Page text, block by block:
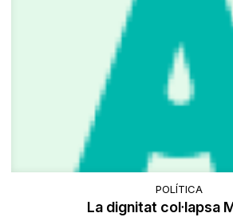
POLÍTICA
La dignitat col·lapsa